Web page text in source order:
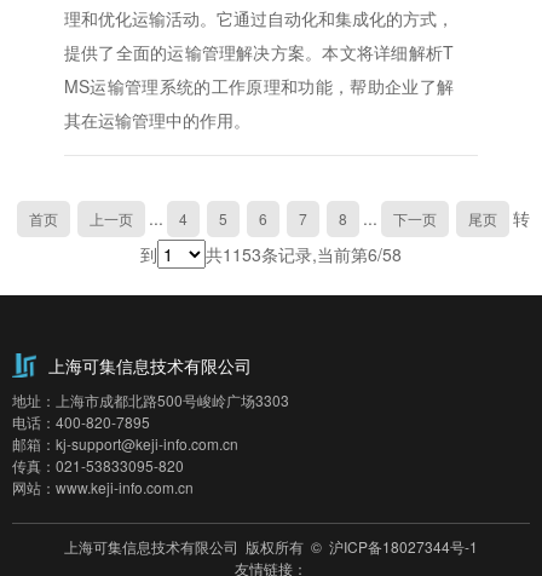
理和优化运输活动。它通过自动化和集成化的方式，
提供了全面的运输管理解决方案。本文将详细解析T
MS运输管理系统的工作原理和功能，帮助企业了解
其在运输管理中的作用。
首页 上一页 ... 4 5 6 7 8 ... 下一页 尾页
转
到
共1153条记录,当前第6/58
上海可集信息技术有限公司
地址：上海市成都北路500号峻岭广场3303
电话：400-820-7895
邮箱：kj-support@keji-info.com.cn
传真：021-53833095-820
网站：www.keji-info.com.cn
上海可集信息技术有限公司 版权所有 © 沪ICP备18027344号-1
友情链接：